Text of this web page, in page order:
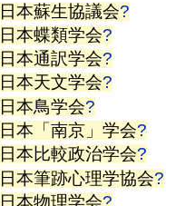
日本蘇生協議会?
日本蝶類学会?
日本通訳学会?
日本天文学会?
日本鳥学会?
日本「南京」学会?
日本比較政治学会?
日本筆跡心理学協会?
日本物理学会?